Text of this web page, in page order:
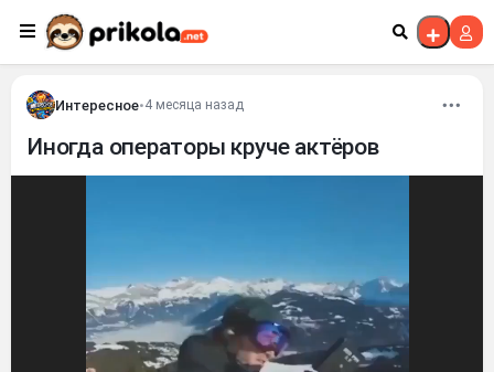
Перейти к контенту
Интересное•4 месяца назад
Иногда операторы круче актёров